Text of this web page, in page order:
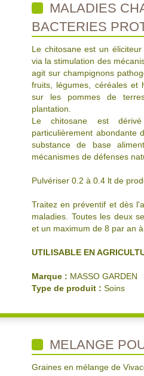
MALADIES
BACTERIES
Le chitosane est un
via la stimulation des
agit sur champignons
fruits, légumes, céréales et
sur les pommes de
plantation.
Le chitosane est
particulièrement abondante
substance de base
mécanismes de défenses
Pulvériser 0.2 à 0.4 lt de
Traitez en préventif et dès
maladies. Toutes les deux
et un maximum de 8 par an
UTILISABLE EN
Marque : MASSO GARDEN
Type de produit : Soins
MELANGE
Graines en mélange de